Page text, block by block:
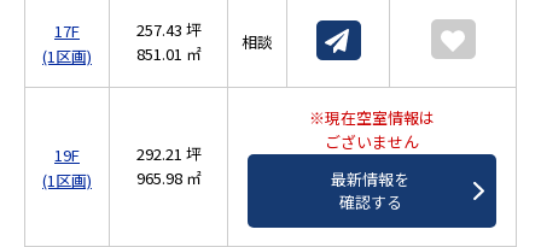
17F
(1区画)
257.43 坪
851.01 ㎡
相談
19F
(1区画)
292.21 坪
965.98 ㎡
※現在空室情報は
ございません
最新情報を
確認する